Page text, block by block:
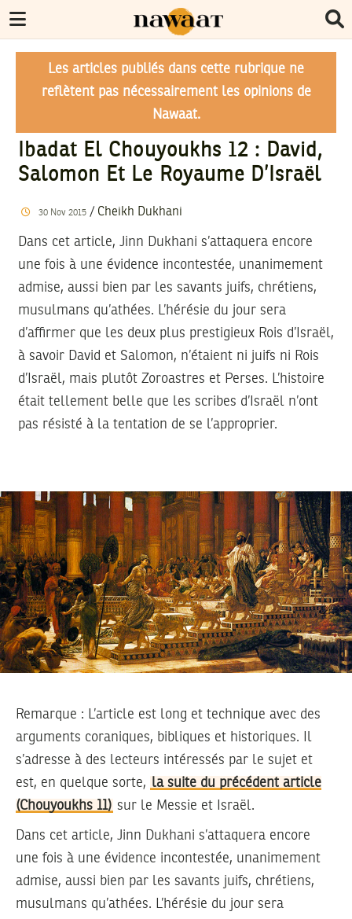
Les articles publiés dans cette rubrique ne
reflètent pas nécessairement les opinions de
Nawaat.
Ibadat El Chouyoukhs 12 : David,
Salomon Et Le Royaume D’Israël
30 Nov 2015/ Cheikh Dukhani
Dans cet article, Jinn Dukhani s’attaquera encore
une fois à une évidence incontestée, unanimement
admise, aussi bien par les savants juifs, chrétiens,
musulmans qu’athées. L’hérésie du jour sera
d’affirmer que les deux plus prestigieux Rois d’Israël,
à savoir David et Salomon, n’étaient ni juifs ni Rois
d’Israël, mais plutôt Zoroastres et Perses. L’histoire
était tellement belle que les scribes d’Israël n’ont
pas résisté à la tentation de se l’approprier.
Remarque : L’article est long et technique avec des
arguments coraniques, bibliques et historiques. Il
s’adresse à des lecteurs intéressés par le sujet et
est, en quelque sorte, la suite du précédent article
(Chouyoukhs 11) sur le Messie et Israël.
Dans cet article, Jinn Dukhani s’attaquera encore
une fois à une évidence incontestée, unanimement
admise, aussi bien par les savants juifs, chrétiens,
musulmans qu’athées. L’hérésie du jour sera